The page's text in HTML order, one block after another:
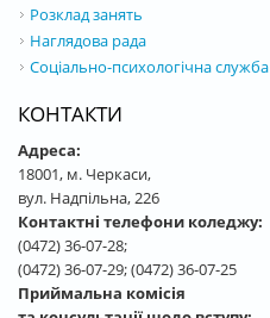
Розклад занять
Наглядова рада
Соціально-психологічна служба
КОНТАКТИ
Адреса:
18001, м. Черкаси,
вул. Надпільна, 226
Контактні телефони коледжу:
(0472) 36-07-28;
(0472) 36-07-29; (0472) 36-07-25
Приймальна комісія